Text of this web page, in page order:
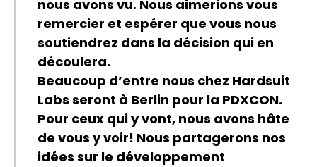
nous avons vu. Nous aimerions vous
remercier et espérer que vous nous
soutiendrez dans la décision qui en
découlera.
Beaucoup d’entre nous chez Hardsuit
Labs seront à Berlin pour la PDXCON.
Pour ceux qui y vont, nous avons hâte
de vous y voir! Nous partagerons nos
idées sur le développement